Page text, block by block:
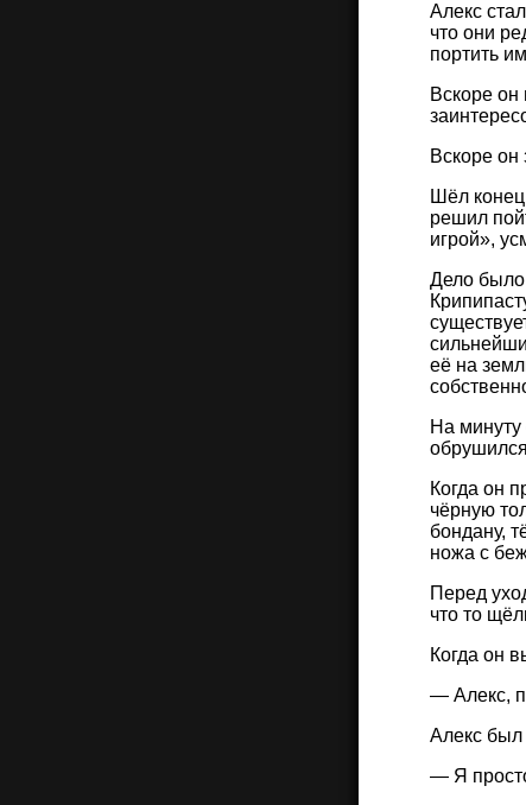
Алекс
что они
портить
Вскоре он
Вскоре он
Шёл конец
решил
игрой»,
Дело было
её на
На
Когда он
чёрную
бондану,
ножа с
Перед
что то
Когда он
— Алекс,
Алекс был
— Я